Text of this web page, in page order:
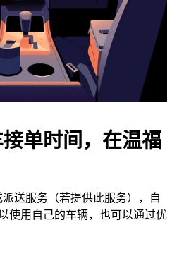
单时间，在温福
送服务（若提供此服务），自
使用自己的车辆，也可以通过优